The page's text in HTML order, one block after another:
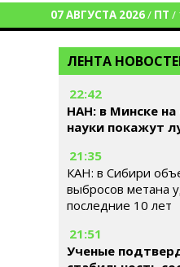
07 АВГУСТА 2026/ ПТ /
ЛЕНТА
22:42
НАН: в Минске
науки покажут
21:35
КАН: в Сибири
выбросов метана
последние 10 лет
21:51
Ученые